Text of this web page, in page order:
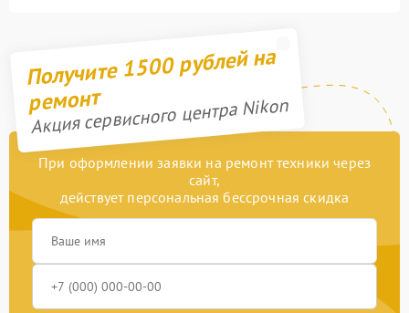
Получите 1500 рублей на
ремонт
Акция сервисного центра Nikon
При оформлении заявки на ремонт техники через
сайт,
действует персональная бессрочная скидка